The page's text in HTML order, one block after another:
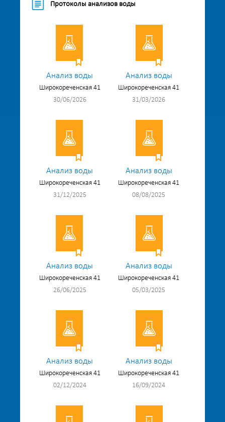
Протоколы анализов воды
Анализ воды
Широкореченская 41
30/06/2026
Анализ воды
Широкореченская 41
31/03/2026
Анализ воды
Широкореченская 41
31/12/2025
Анализ воды
Широкореченская 41
08/08/2025
Анализ воды
Широкореченская 41
26/06/2025
Анализ воды
Широкореченская 41
05/03/2025
Анализ воды
Широкореченская 41
02/12/2024
Анализ воды
Широкореченская 41
16/09/2024